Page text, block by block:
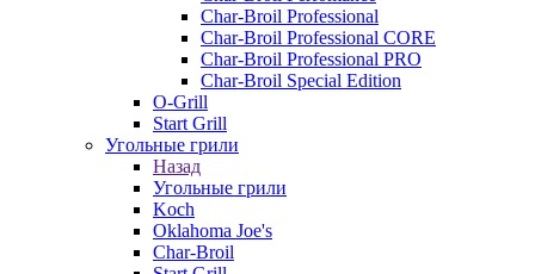
Char-Broil Professional
Char-Broil Professional CORE
Char-Broil Professional PRO
Char-Broil Special Edition
O-Grill
Start Grill
Угольные грили
Назад
Угольные грили
Koch
Oklahoma Joe's
Char-Broil